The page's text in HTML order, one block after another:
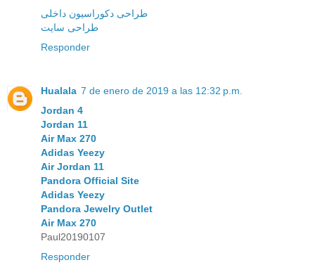
طراحی دکوراسیون داخلی
طراحی سایت
Responder
Hualala 7 de enero de 2019 a las 12:32 p.m.
Jordan 4
Jordan 11
Air Max 270
Adidas Yeezy
Air Jordan 11
Pandora Official Site
Adidas Yeezy
Pandora Jewelry Outlet
Air Max 270
Paul20190107
Responder